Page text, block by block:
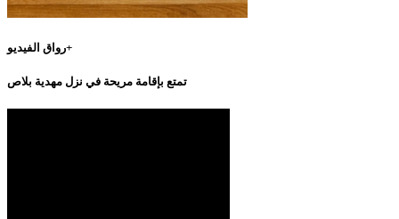
رواق الفيديو+
تمتع بإقامة مريحة في نزل مهدية بلاص